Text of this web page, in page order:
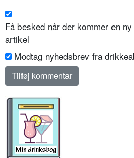
Få besked når der kommer en
artikel
Modtag nyhedsbrev fra